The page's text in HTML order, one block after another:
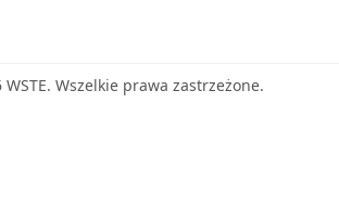
Wszelkie prawa zastrzeżone.